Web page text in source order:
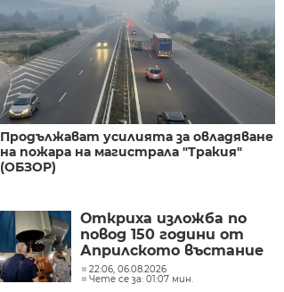
Продължават усилията за овладяване
на пожара на магистрала "Тракия"
(ОБЗОР)
Откриха изложба по
повод 150 години от
Априлското въстание
в Обсерваторията в
Рожен
22:06, 06.08.2026
Чете се за: 01:07 мин.